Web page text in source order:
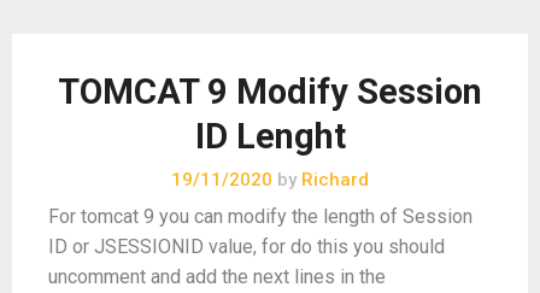
TOMCAT 9 Modify Session
ID Lenght
19/11/2020 by Richard
For tomcat 9 you can modify the length of Session
ID or JSESSIONID value, for do this you should
uncomment and add the next lines in the